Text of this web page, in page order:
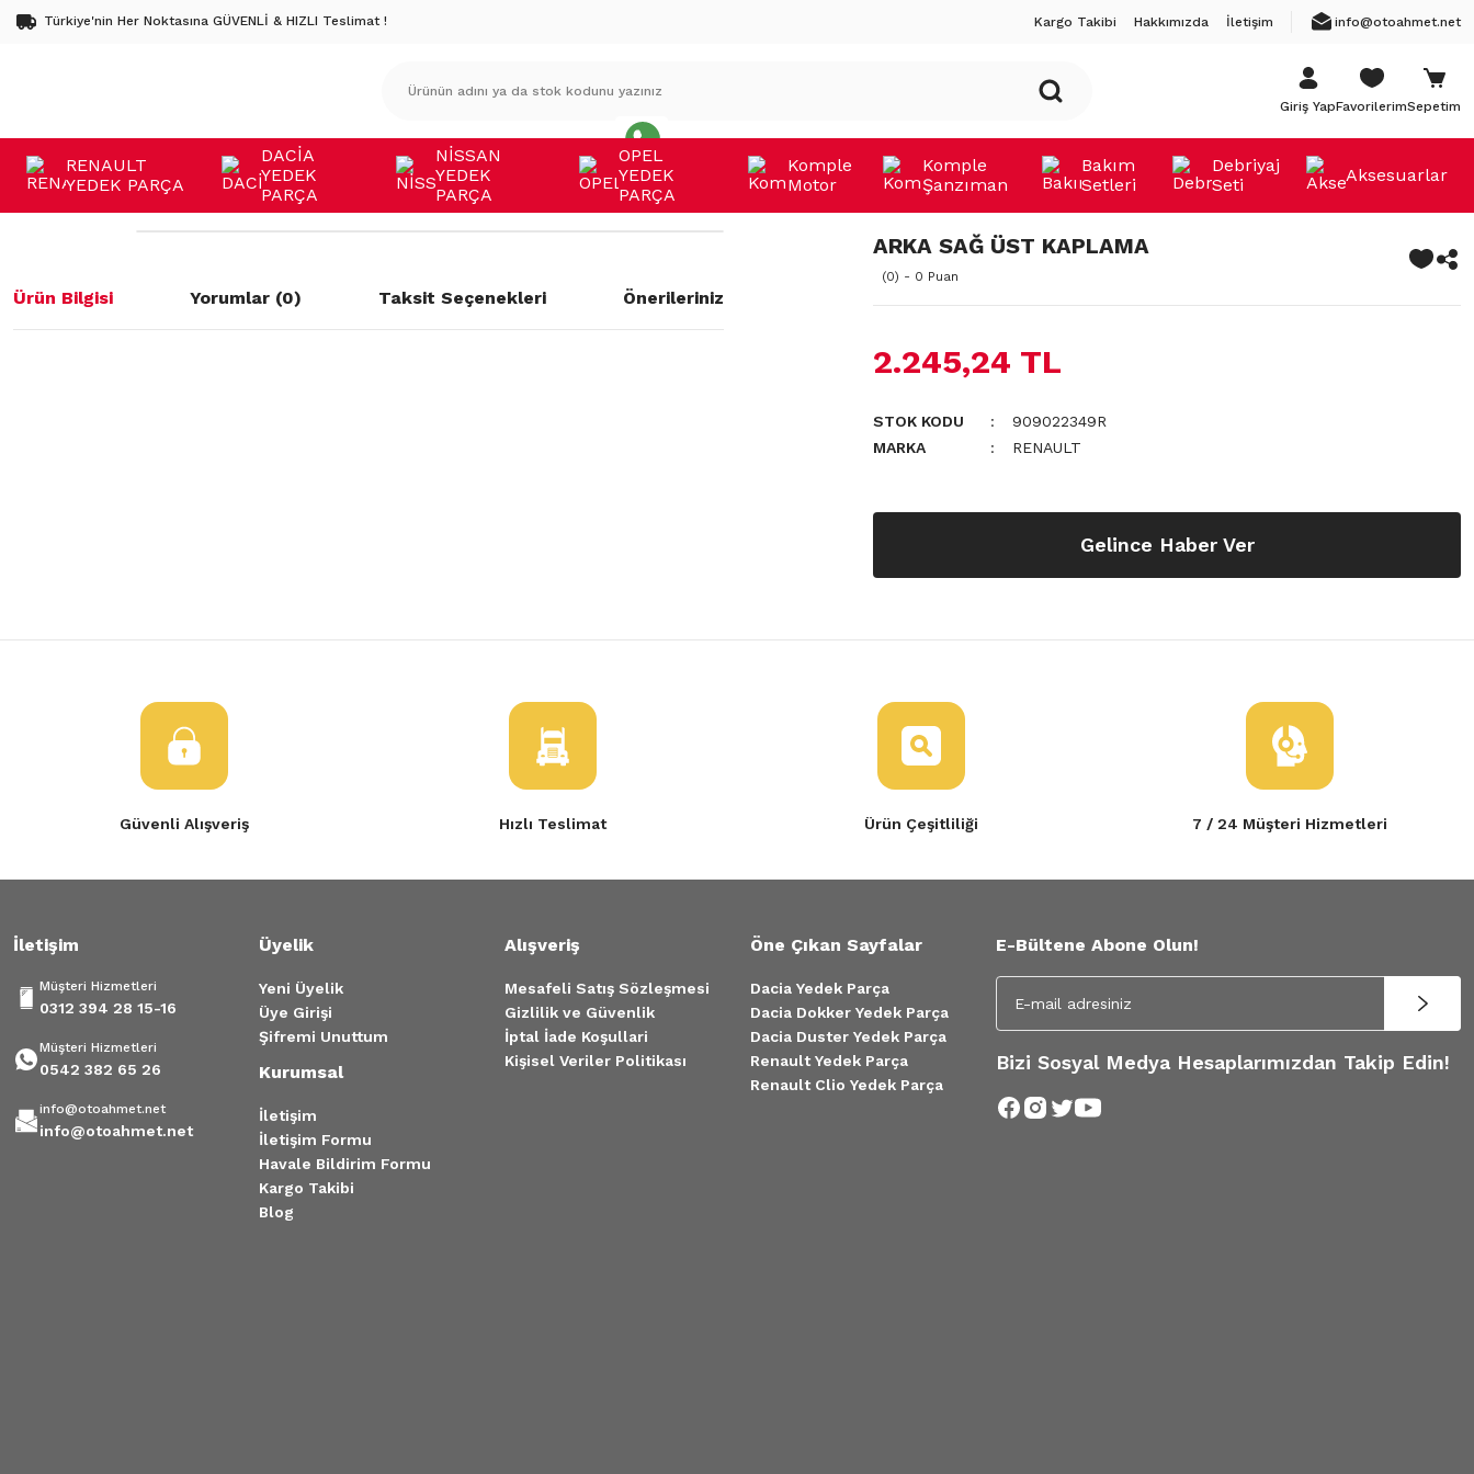
Türkiye'nin Her Noktasına GÜVENLİ & HIZLI Teslimat ! Kargo Takibi Hakkımızda İletişim info@otoahmet.net
Giriş YapFavorilerimSepetim
RENAULT
YEDEK PARÇA
DACİA
YEDEK
PARÇA
NİSSAN
YEDEK
PARÇA
OPEL
YEDEK
PARÇA
Komple
Motor
Komple
Şanzıman
Bakım
Setleri
Debriyaj
Seti
Aksesuarlar
Ürün Bilgisi Yorumlar (0) Taksit Seçenekleri Önerileriniz
ARKA SAĞ ÜST KAPLAMA
(0) - 0 Puan
2.245,24 TL
STOK KODU
909022349R
MARKA
RENAULT
Gelince Haber Ver
Güvenli Alışveriş Hızlı Teslimat Ürün Çeşitliliği 7 / 24 Müşteri Hizmetleri
İletişim
Müşteri Hizmetleri
0312 394 28 15-16
Müşteri Hizmetleri
0542 382 65 26
info@otoahmet.net
info@otoahmet.net
Üyelik
Yeni Üyelik
Üye Girişi
Şifremi Unuttum
Kurumsal
İletişim
İletişim Formu
Havale Bildirim Formu
Kargo Takibi
Blog
Alışveriş
Mesafeli Satış Sözleşmesi
Gizlilik ve Güvenlik
İptal İade Koşullari
Kişisel Veriler Politikası
Öne Çıkan Sayfalar
Dacia Yedek Parça
Dacia Dokker Yedek Parça
Dacia Duster Yedek Parça
Renault Yedek Parça
Renault Clio Yedek Parça
E-Bültene Abone Olun!
Bizi Sosyal Medya Hesaplarımızdan Takip Edin!